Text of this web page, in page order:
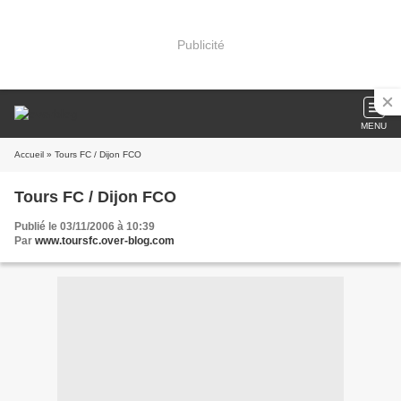
Publicité
MENU
Accueil » Tours FC / Dijon FCO
Tours FC / Dijon FCO
Publié le 03/11/2006 à 10:39
Par www.toursfc.over-blog.com